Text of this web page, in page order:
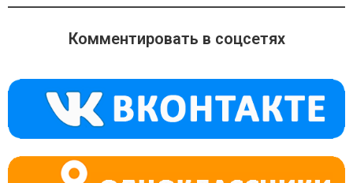
n
o
a
ss
ni
ki
e
gr
m
at
s
p
p
Комментировать в соцсетях